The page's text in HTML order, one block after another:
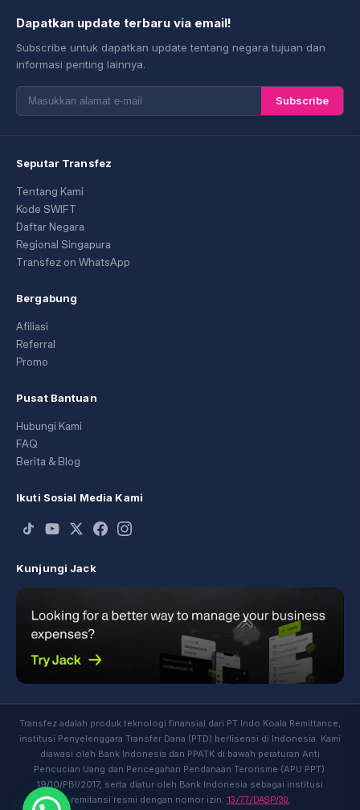
Dapatkan update terbaru via email!
Subscribe untuk dapatkan update tentang negara tujuan dan
informasi penting lainnya.
Subscribe
Seputar Transfez
Tentang Kami
Kode SWIFT
Daftar Negara
Regional Singapura
Transfez on WhatsApp
Bergabung
Afiliasi
Referral
Promo
Pusat Bantuan
Hubungi Kami
FAQ
Berita & Blog
Ikuti Sosial Media Kami
Kunjungi Jack
Transfez adalah produk teknologi finansial dari PT Indo Koala Remittance,
institusi Penyelenggara Transfer Dana (PTD) berlisensi di Indonesia. Kami
diawasi oleh Bank Indonesia dan PPATK di bawah peraturan Anti
Pencucian Uang dan Pencegahan Pendanaan Terorisme (APU PPT):
19/10/PBI/2017, serta diatur oleh Bank Indonesia sebagai institusi
remitansi resmi dengan nomor izin: 13/77/DASP/30.